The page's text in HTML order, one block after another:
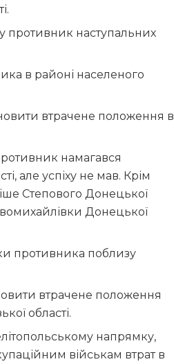
противник наступальних
в районі населеного
втрачене положення в
намагався
але успіху не мав. Крім
Степового Донецької
Донецької
противника поблизу
втрачене положення
області.
напрямку,
військам втрат в